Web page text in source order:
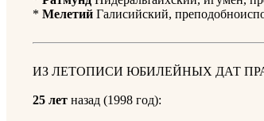
* Мелетий Галисийский,
ИЗ ЛЕТОПИСИ ЮБИЛЕЙНЫХ ДАТ
25 лет назад (1998 год):